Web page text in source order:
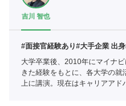
吉川 智也
#面接官経験あり#大手企業 出身
大学卒業後、2010年にマイナ
きた経験をもとに、各大学の
上に講演。現在はキャリアア